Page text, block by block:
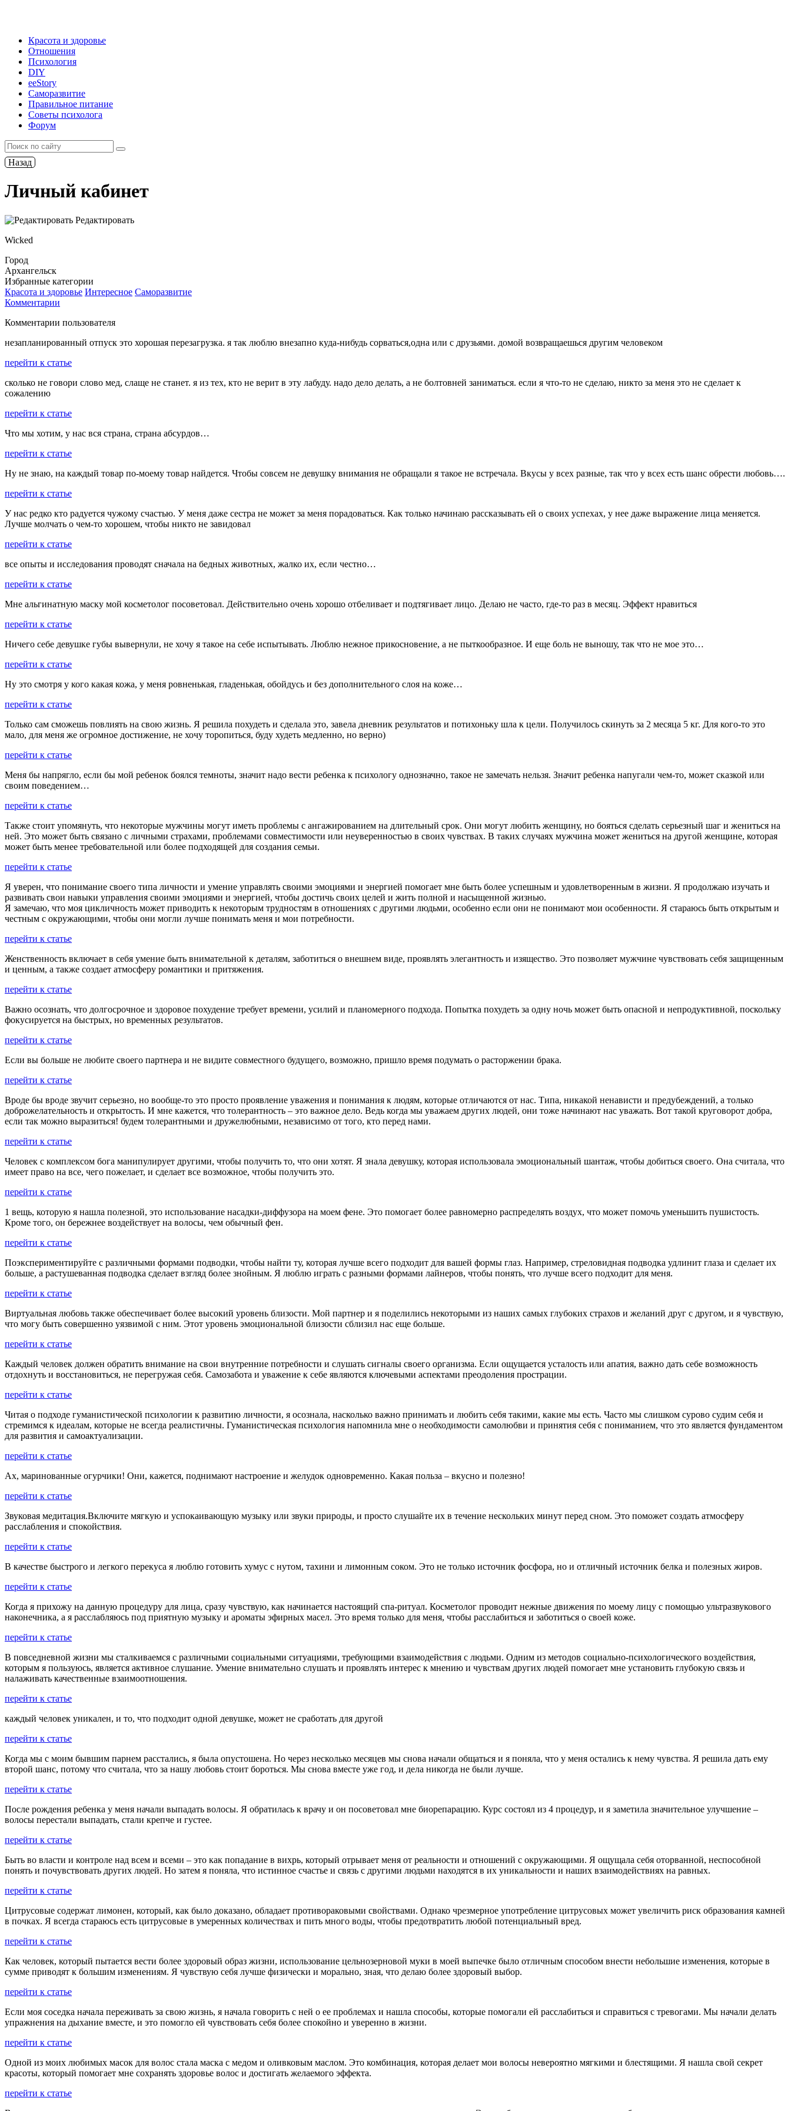
Красота и здоровье
Отношения
Психология
DIY
ееStory
Саморазвитие
Правильное питание
Советы психолога
Форум
Назад
Личный кабинет
Редактировать
Wicked
Город
Архангельск
Избранные категории
Красота и здоровье Интересное Саморазвитие
Комментарии
Комментарии пользователя
незапланированный отпуск это хорошая перезагрузка. я так люблю внезапно куда-нибудь сорваться,одна или с друзьями. домой возвращаешься другим человеком
перейти к статье
сколько не говори слово мед, слаще не станет. я из тех, кто не верит в эту лабуду. надо дело делать, а не болтовней заниматься. если я что-то не сделаю, никто за меня это не сделает к
сожалению
перейти к статье
Что мы хотим, у нас вся страна, страна абсурдов…
перейти к статье
Ну не знаю, на каждый товар по-моему товар найдется. Чтобы совсем не девушку внимания не обращали я такое не встречала. Вкусы у всех разные, так что у всех есть шанс обрести любовь….
перейти к статье
У нас редко кто радуется чужому счастью. У меня даже сестра не может за меня порадоваться. Как только начинаю рассказывать ей о своих успехах, у нее даже выражение лица меняется.
Лучше молчать о чем-то хорошем, чтобы никто не завидовал
перейти к статье
все опыты и исследования проводят сначала на бедных животных, жалко их, если честно…
перейти к статье
Мне альгинатную маску мой косметолог посоветовал. Действительно очень хорошо отбеливает и подтягивает лицо. Делаю не часто, где-то раз в месяц. Эффект нравиться
перейти к статье
Ничего себе девушке губы вывернули, не хочу я такое на себе испытывать. Люблю нежное прикосновение, а не пыткообразное. И еще боль не выношу, так что не мое это…
перейти к статье
Ну это смотря у кого какая кожа, у меня ровненькая, гладенькая, обойдусь и без дополнительного слоя на коже…
перейти к статье
Только сам сможешь повлиять на свою жизнь. Я решила похудеть и сделала это, завела дневник результатов и потихоньку шла к цели. Получилось скинуть за 2 месяца 5 кг. Для кого-то это
мало, для меня же огромное достижение, не хочу торопиться, буду худеть медленно, но верно)
перейти к статье
Меня бы напрягло, если бы мой ребенок боялся темноты, значит надо вести ребенка к психологу однозначно, такое не замечать нельзя. Значит ребенка напугали чем-то, может сказкой или
своим поведением…
перейти к статье
Также стоит упомянуть, что некоторые мужчины могут иметь проблемы с ангажированием на длительный срок. Они могут любить женщину, но бояться сделать серьезный шаг и жениться на
ней. Это может быть связано с личными страхами, проблемами совместимости или неуверенностью в своих чувствах. В таких случаях мужчина может жениться на другой женщине, которая
может быть менее требовательной или более подходящей для создания семьи.
перейти к статье
Я уверен, что понимание своего типа личности и умение управлять своими эмоциями и энергией помогает мне быть более успешным и удовлетворенным в жизни. Я продолжаю изучать и
развивать свои навыки управления своими эмоциями и энергией, чтобы достичь своих целей и жить полной и насыщенной жизнью.
Я замечаю, что моя цикличность может приводить к некоторым трудностям в отношениях с другими людьми, особенно если они не понимают мои особенности. Я стараюсь быть открытым и
честным с окружающими, чтобы они могли лучше понимать меня и мои потребности.
перейти к статье
Женственность включает в себя умение быть внимательной к деталям, заботиться о внешнем виде, проявлять элегантность и изящество. Это позволяет мужчине чувствовать себя защищенным
и ценным, а также создает атмосферу романтики и притяжения.
перейти к статье
Важно осознать, что долгосрочное и здоровое похудение требует времени, усилий и планомерного подхода. Попытка похудеть за одну ночь может быть опасной и непродуктивной, поскольку
фокусируется на быстрых, но временных результатов.
перейти к статье
Если вы больше не любите своего партнера и не видите совместного будущего, возможно, пришло время подумать о расторжении брака.
перейти к статье
Вроде бы вроде звучит серьезно, но вообще-то это просто проявление уважения и понимания к людям, которые отличаются от нас. Типа, никакой ненависти и предубеждений, а только
доброжелательность и открытость. И мне кажется, что толерантность – это важное дело. Ведь когда мы уважаем других людей, они тоже начинают нас уважать. Вот такой круговорот добра,
если так можно выразиться! будем толерантными и дружелюбными, независимо от того, кто перед нами.
перейти к статье
Человек с комплексом бога манипулирует другими, чтобы получить то, что они хотят. Я знала девушку, которая использовала эмоциональный шантаж, чтобы добиться своего. Она считала, что
имеет право на все, чего пожелает, и сделает все возможное, чтобы получить это.
перейти к статье
1 вещь, которую я нашла полезной, это использование насадки-диффузора на моем фене. Это помогает более равномерно распределять воздух, что может помочь уменьшить пушистость.
Кроме того, он бережнее воздействует на волосы, чем обычный фен.
перейти к статье
Поэкспериментируйте с различными формами подводки, чтобы найти ту, которая лучше всего подходит для вашей формы глаз. Например, стреловидная подводка удлинит глаза и сделает их
больше, а растушеванная подводка сделает взгляд более знойным. Я люблю играть с разными формами лайнеров, чтобы понять, что лучше всего подходит для меня.
перейти к статье
Виртуальная любовь также обеспечивает более высокий уровень близости. Мой партнер и я поделились некоторыми из наших самых глубоких страхов и желаний друг с другом, и я чувствую,
что могу быть совершенно уязвимой с ним. Этот уровень эмоциональной близости сблизил нас еще больше.
перейти к статье
Каждый человек должен обратить внимание на свои внутренние потребности и слушать сигналы своего организма. Если ощущается усталость или апатия, важно дать себе возможность
отдохнуть и восстановиться, не перегружая себя. Самозабота и уважение к себе являются ключевыми аспектами преодоления прострации.
перейти к статье
Читая о подходе гуманистической психологии к развитию личности, я осознала, насколько важно принимать и любить себя такими, какие мы есть. Часто мы слишком сурово судим себя и
стремимся к идеалам, которые не всегда реалистичны. Гуманистическая психология напомнила мне о необходимости самолюбви и принятия себя с пониманием, что это является фундаментом
для развития и самоактуализации.
перейти к статье
Ах, маринованные огурчики! Они, кажется, поднимают настроение и желудок одновременно. Какая польза – вкусно и полезно!
перейти к статье
Звуковая медитация.Включите мягкую и успокаивающую музыку или звуки природы, и просто слушайте их в течение нескольких минут перед сном. Это поможет создать атмосферу
расслабления и спокойствия.
перейти к статье
В качестве быстрого и легкого перекуса я люблю готовить хумус с нутом, тахини и лимонным соком. Это не только источник фосфора, но и отличный источник белка и полезных жиров.
перейти к статье
Когда я прихожу на данную процедуру для лица, сразу чувствую, как начинается настоящий спа-ритуал. Косметолог проводит нежные движения по моему лицу с помощью ультразвукового
наконечника, а я расслабляюсь под приятную музыку и ароматы эфирных масел. Это время только для меня, чтобы расслабиться и заботиться о своей коже.
перейти к статье
В повседневной жизни мы сталкиваемся с различными социальными ситуациями, требующими взаимодействия с людьми. Одним из методов социально-психологического воздействия,
которым я пользуюсь, является активное слушание. Умение внимательно слушать и проявлять интерес к мнению и чувствам других людей помогает мне установить глубокую связь и
налаживать качественные взаимоотношения.
перейти к статье
каждый человек уникален, и то, что подходит одной девушке, может не сработать для другой
перейти к статье
Когда мы с моим бывшим парнем расстались, я была опустошена. Но через несколько месяцев мы снова начали общаться и я поняла, что у меня остались к нему чувства. Я решила дать ему
второй шанс, потому что считала, что за нашу любовь стоит бороться. Мы снова вместе уже год, и дела никогда не были лучше.
перейти к статье
После рождения ребенка у меня начали выпадать волосы. Я обратилась к врачу и он посоветовал мне биорепарацию. Курс состоял из 4 процедур, и я заметила значительное улучшение –
волосы перестали выпадать, стали крепче и густее.
перейти к статье
Быть во власти и контроле над всем и всеми – это как попадание в вихрь, который отрывает меня от реальности и отношений с окружающими. Я ощущала себя оторванной, неспособной
понять и почувствовать других людей. Но затем я поняла, что истинное счастье и связь с другими людьми находятся в их уникальности и наших взаимодействиях на равных.
перейти к статье
Цитрусовые содержат лимонен, который, как было доказано, обладает противораковыми свойствами. Однако чрезмерное употребление цитрусовых может увеличить риск образования камней
в почках. Я всегда стараюсь есть цитрусовые в умеренных количествах и пить много воды, чтобы предотвратить любой потенциальный вред.
перейти к статье
Как человек, который пытается вести более здоровый образ жизни, использование цельнозерновой муки в моей выпечке было отличным способом внести небольшие изменения, которые в
сумме приводят к большим изменениям. Я чувствую себя лучше физически и морально, зная, что делаю более здоровый выбор.
перейти к статье
Если моя соседка начала переживать за свою жизнь, я начала говорить с ней о ее проблемах и нашла способы, которые помогали ей расслабиться и справиться с тревогами. Мы начали делать
упражнения на дыхание вместе, и это помогло ей чувствовать себя более спокойно и уверенно в жизни.
перейти к статье
Одной из моих любимых масок для волос стала маска с медом и оливковым маслом. Это комбинация, которая делает мои волосы невероятно мягкими и блестящими. Я нашла свой секрет
красоты, который помогает мне сохранять здоровье волос и достигать желаемого эффекта.
перейти к статье